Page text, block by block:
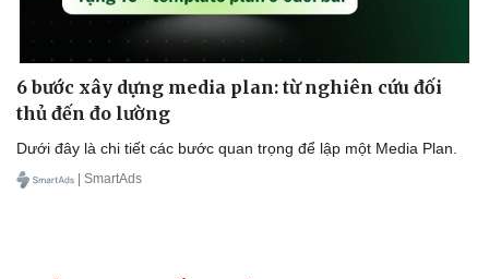
6 bước xây dựng media plan: từ nghiên cứu đối
thủ đến đo lường
Dưới đây là chi tiết các bước quan trọng để lập một Media Plan.
| SmartAds